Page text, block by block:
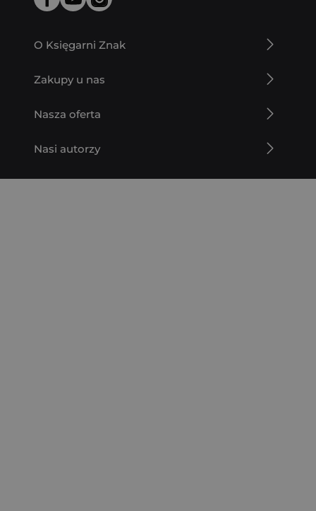
O Księgarni Znak
Zakupy u nas
Nasza oferta
Nasi autorzy